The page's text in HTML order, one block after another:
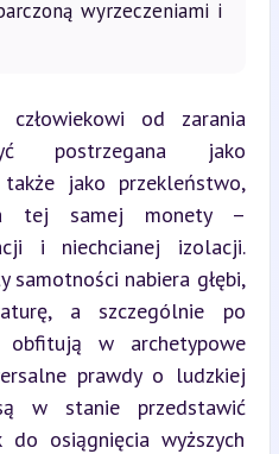
wyrzeczeniami i
człowiekowi od zarania
postrzegana jako
także jako przekleństwo,
tej samej monety –
i niechcianej izolacji.
nabiera głębi,
a szczególnie po
w archetypowe
prawdy o ludzkiej
w stanie przedstawić
osiągnięcia wyższych